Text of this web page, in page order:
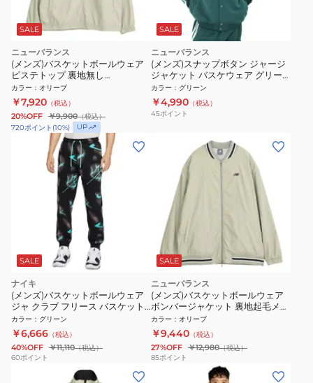
SALE
ニューバランス
(メンズ)バスケットボールウェア
ピステトップ 裏地無し
AMT55629GAS
カラー ： オリーブ
￥7,920 （税込）
20%OFF ￥9,900（税込）
720ポイント (10%) UP
SALE
ニューバランス
(メンズ)スナップボタン ジャージ
ジャケット バスケウェア グリー
ン AMJ45183NWG
カラー ： グリーン
￥4,990 （税込）
45ポイント
SALE
ナイキ
(メンズ)バスケットボールウェア
ジャ クラブ フリース バスケット
ボールジョガーパンツ HV3383-
339
カラー ： グリーン
￥6,666 （税込）
40%OFF ￥11,110（税込）
60ポイント
SALE
ニューバランス
(メンズ)バスケットボールウェア
ボンバージャケット 裏地起毛メッ
シュ AMJ55632GAS
カラー ： オリーブ
￥9,440 （税込）
27%OFF ￥12,980（税込）
85ポイント